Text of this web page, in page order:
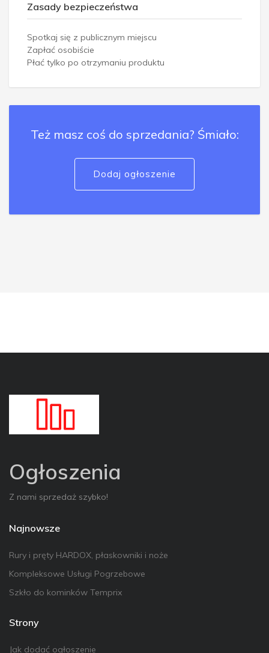
Zasady bezpieczeństwa
Spotkaj się z publicznym miejscu
Zapłać osobiście
Płać tylko po otrzymaniu produktu
Też masz coś do sprzedania? Śmiało:
Dodaj ogłoszenie
Ogłoszenia
Z nami sprzedaż szybko!
Najnowsze
Rury i pręty HARDOX, płaskowniki i noże
Kompleksowe Usługi Pogrzebowe
Szkło do kominków Temprix
Strony
Jak dodać ogłoszenie